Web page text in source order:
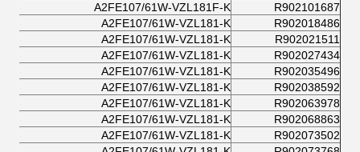
R902101687
A2FE107/61W-VZL181F-K
R902018486
A2FE107/61W-VZL181-K
R902021511
A2FE107/61W-VZL181-K
R902027434
A2FE107/61W-VZL181-K
R902035496
A2FE107/61W-VZL181-K
R902038592
A2FE107/61W-VZL181-K
R902063978
A2FE107/61W-VZL181-K
R902068863
A2FE107/61W-VZL181-K
R902073502
A2FE107/61W-VZL181-K